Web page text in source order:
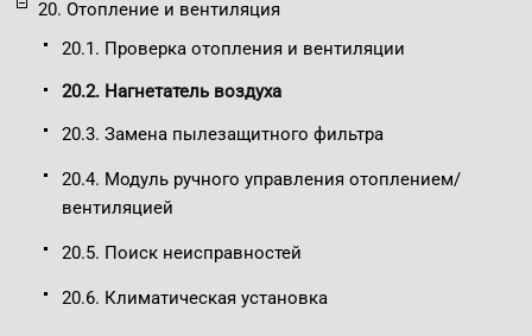
20. Отопление и вентиляция
20.1. Проверка отопления и вентиляции
20.2. Нагнетатель воздуха
20.3. Замена пылезащитного фильтра
20.4. Модуль ручного управления отоплением/
вентиляцией
20.5. Поиск неисправностей
20.6. Климатическая установка